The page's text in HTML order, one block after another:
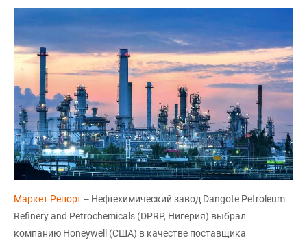
Маркет Репорт-- Нефтехимический завод Dangote Petroleum
Refinery and Petrochemicals (DPRP, Нигерия) выбрал
компанию Honeywell (США) в качестве поставщика